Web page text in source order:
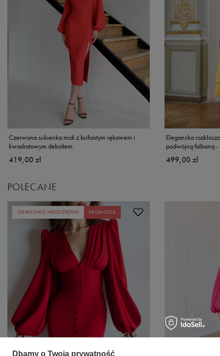
Czerwona sukienka midi z bufiastym rękawem i
kwadratowym dekoltem
419,00 zł
Elegancka
podwójną falbaną -
499,00 zł
POLECANE
CHWILOWO NIEDOSTĘPNY PROMOCJA
Dbamy o Twoją prywatność